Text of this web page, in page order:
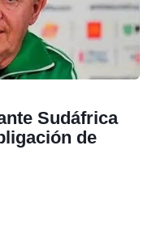
Sudáfrica
de